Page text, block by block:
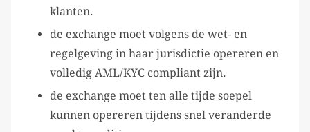
klanten.
de exchange moet volgens de wet- en
regelgeving in haar jurisdictie opereren en
volledig AML/KYC compliant zijn.
de exchange moet ten alle tijde soepel
kunnen opereren tijdens snel veranderde